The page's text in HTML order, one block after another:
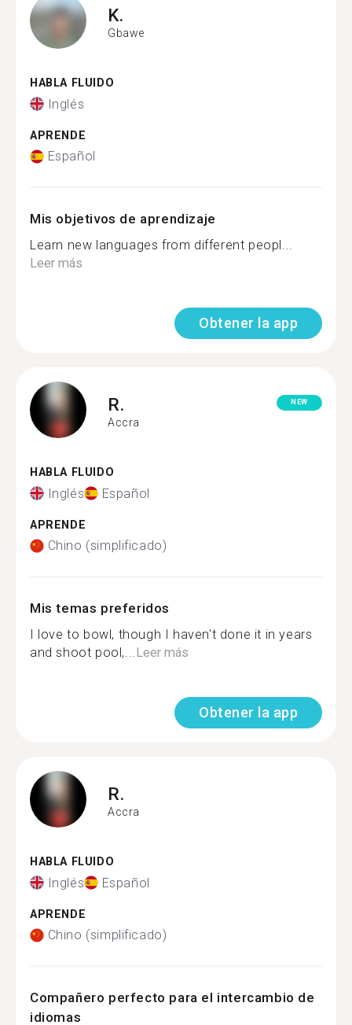
K.
Gbawe
HABLA FLUIDO
Inglés
APRENDE
Español
Mis objetivos de aprendizaje
Learn new languages from different peopl...
Leer más
Obtener la app
R.
Accra
NEW
HABLA FLUIDO
Inglés Español
APRENDE
Chino (simplificado)
Mis temas preferidos
I love to bowl, though I haven't done it in years
and shoot pool,...Leer más
Obtener la app
R.
Accra
HABLA FLUIDO
Inglés Español
APRENDE
Chino (simplificado)
Compañero perfecto para el intercambio de
idiomas